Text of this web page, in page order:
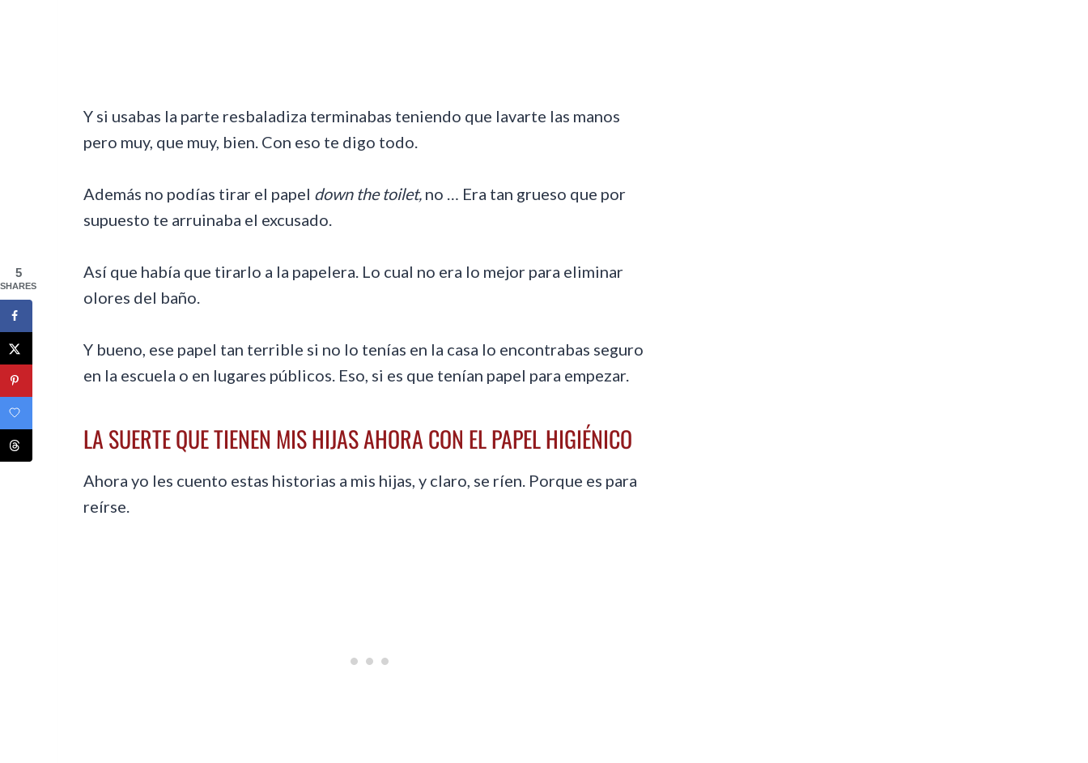
Y si usabas la parte resbaladiza terminabas teniendo que lavarte las manos
pero muy, que muy, bien. Con eso te digo todo.
Además no podías tirar el papel down the toilet, no … Era tan grueso que por
supuesto te arruinaba el excusado.
Así que había que tirarlo a la papelera. Lo cual no era lo mejor para eliminar
olores del baño.
Y bueno, ese papel tan terrible si no lo tenías en la casa lo encontrabas seguro
en la escuela o en lugares públicos. Eso, si es que tenían papel para empezar.
LA SUERTE QUE TIENEN MIS HIJAS AHORA CON EL PAPEL HIGIÉNICO
Ahora yo les cuento estas historias a mis hijas, y claro, se ríen. Porque es para
reírse.
5
SHARES